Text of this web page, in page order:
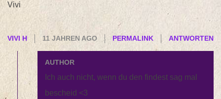
Vivi
VIVI H 11 JAHREN AGO PERMALINK ANTWORTEN
AUTHOR
Ich auch nicht, wenn du den findest sag mal
bescheid <3